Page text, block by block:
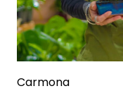
Carmona